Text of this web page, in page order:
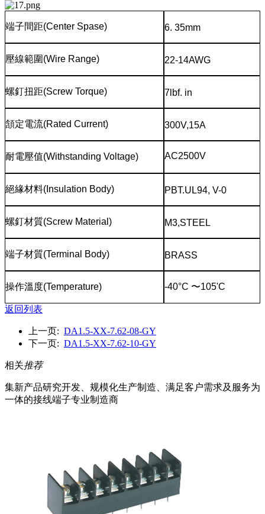
端子間距(Center Spase) 6. 35mm
壓線範圍(Wire Range) 22-14AWG
螺釘扭距(Screw Torque) 7lbf. in
頷定電流(Rated Current) 300V,15A
耐電壓值(Withstanding Voltage) AC2500V
絕緣材料(Insulation Body) PBT.UL94, V-0
螺釘材質(Screw Material) M3,STEEL
端子材質(Terminal Body) BRASS
操作溫度(Temperature) -40°C 〜105'C
返回列表
上一页: DA1.5-XX-7.62-08-GY
下一页: DA1.5-XX-7.62-10-GY
相关推荐
集新产品研究开发、规模化生产制造、满足客户需求及服务为
一体的接线端子专业制造商